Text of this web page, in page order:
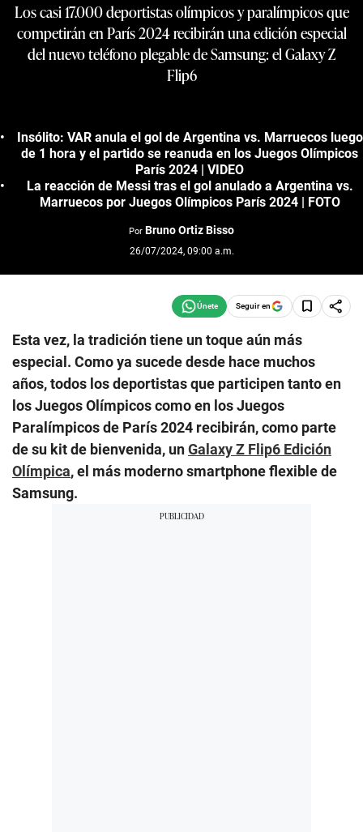
Los casi 17.000 deportistas olímpicos y paralímpicos que
competirán en París 2024 recibirán una edición especial
del nuevo teléfono plegable de Samsung: el Galaxy Z
Flip6
Insólito: VAR anula el gol de Argentina vs. Marruecos luego
de 1 hora y el partido se reanuda en los Juegos Olímpicos
París 2024 | VIDEO
La reacción de Messi tras el gol anulado a Argentina vs.
Marruecos por Juegos Olímpicos París 2024 | FOTO
Por Bruno Ortiz Bisso
26/07/2024, 09:00 a.m.
Seguir en
Esta vez, la tradición tiene un toque aún más
especial. Como ya sucede desde hace muchos
años, todos los deportistas que participen tanto en
los Juegos Olímpicos como en los Juegos
Paralímpicos de París 2024 recibirán, como parte
de su kit de bienvenida, unGalaxy Z Flip6 Edición
Olímpica, el más moderno smartphone flexible de
Samsung.